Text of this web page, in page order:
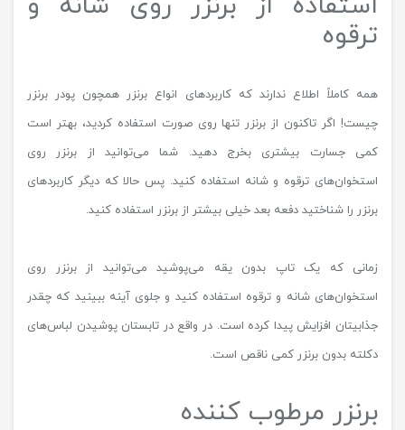
ترقوه
همه کاملاً اطلاع ندارند که کاربردهای انواع برنزر همچون پودر برنزر
چیست! اگر تاکنون از برنزر تنها روی صورت استفاده کردید، بهتر است
کمی جسارت بیشتری بخرج دهید. شما می‌توانید از برنزر روی
استخوان‌های ترقوه و شانه استفاده کنید. پس حالا که دیگر کاربردهای
برنزر را شناختید دفعه بعد خیلی بیشتر از برنزر استفاده کنید.
زمانی که یک تاپ بدون یقه می‌پوشید می‌توانید از برنزر روی
استخوان‌های شانه و ترقوه استفاده کنید و جلوی آینه ببینید که چقدر
جذابیتان افزایش پیدا کرده است. در واقع در تابستان پوشیدن لباس‌های
دکلته بدون برنزر کمی ناقص است.
برنزر مرطوب کننده